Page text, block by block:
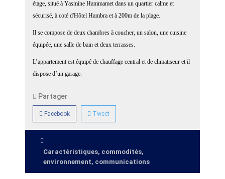
étage, situé à Yasmine Hammamet dans un quartier calme et
sécurisé, à coté d'Hôtel Hambra et à 200m de la plage.
Il se compose de deux chambres à coucher, un salon, une cuisine
équipée, une salle de bain et deux terrasses.
L’appartement est équipé de chauffage central et de climatiseur et il
dispose d’un garage.
Partager
Facebook Tweet
Caractéristiques, commodités,
environnement, communications